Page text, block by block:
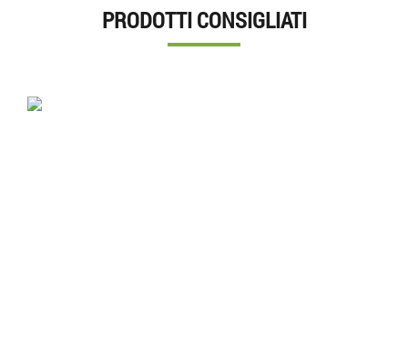
PRODOTTI CONSIGLIATI